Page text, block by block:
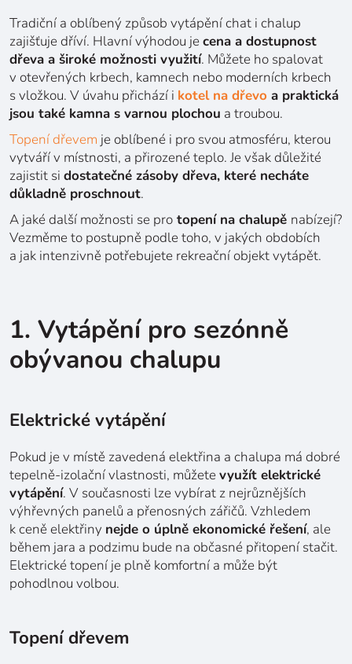
Tradiční a oblíbený způsob vytápění chat i chalup
zajišťuje dříví. Hlavní výhodou jecena a dostupnost
dřeva a široké možnosti využití. Můžete ho spalovat
v otevřených krbech, kamnech nebo moderních krbech
s vložkou. V úvahu přichází i kotel na dřevo a praktická
jsou také kamna s varnou plochou a troubou.
Topení dřevem je oblíbené i pro svou atmosféru, kterou
vytváří v místnosti, a přirozené teplo. Je však důležité
zajistit si dostatečné zásoby dřeva, které necháte
důkladně proschnout.
A jaké další možnosti se pro topení na chalupě nabízejí?
Vezměme to postupně podle toho, v jakých obdobích
a jak intenzivně potřebujete rekreační objekt vytápět.
1. Vytápění pro sezónně
obývanou chalupu
Elektrické vytápění
Pokud je v místě zavedená elektřina a chalupa má dobré
tepelně-izolační vlastnosti, můžetevyužít elektrické
vytápění. V současnosti lze vybírat z nejrůznějších
výhřevných panelů a přenosných zářičů. Vzhledem
k ceně elektřiny nejde o úplně ekonomické řešení, ale
během jara a podzimu bude na občasné přitopení stačit.
Elektrické topení je plně komfortní a může být
pohodlnou volbou.
Topení dřevem